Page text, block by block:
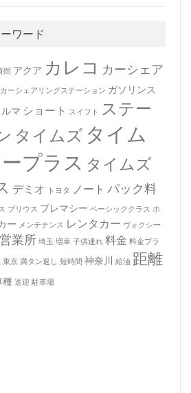
ワード
間 アクア カレコ カーシェア
カーシェアリングステーション ガソリンス
マ ショート スイフト
ステー
タイムズ タイム
プラス タイムズ
デミオ トヨタ ノート パック料
プリウス プレマシー ベーシッククラス ホ
ー メンテナンス レンタカー ヴォクシー
営業所 埼玉 増車 子供連れ 料金 料金プラ
東京 満タン返し 短時間 神奈川 給油 距離
種 送迎 駐車場